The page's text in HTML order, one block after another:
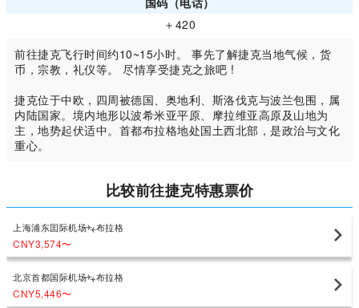
＋420
前往捷克飞行时间约10~15小时。 事先了解捷克当地气候，货
币，宗教，礼仪等。 尽情享受捷克之旅吧 !
捷克位于中欧，四周被德国、奥地利、斯洛伐克与波兰包围，属
内陆国家。境内地形以波希米亚平原、摩拉维亚高原及山地为
主，地势起伏适中。首都布拉格地处国土西北部，是政治与文化
重心。
比较前往捷克特惠票价
上海浦东囯际机场 布拉格
CNY3,574〜
北京首都国际机场 布拉格
CNY5,446〜